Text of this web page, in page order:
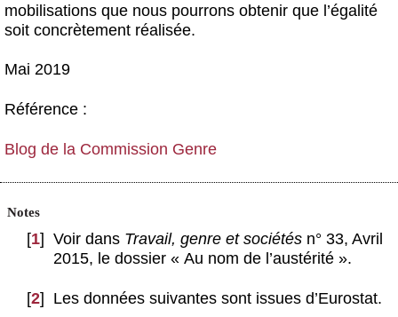
mobilisations que nous pourrons obtenir que l’égalité
soit concrètement réalisée.
Mai 2019
Référence :
Blog de la Commission Genre
Notes
[1] Voir dans Travail, genre et sociétés n° 33, Avril
2015, le dossier « Au nom de l’austérité ».
[2] Les données suivantes sont issues d’Eurostat.